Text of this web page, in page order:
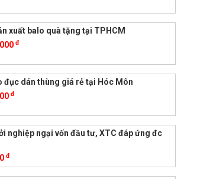
xuất balo quà tặng tại TPHCM
đ
đục dán thùng giá rẻ tại Hóc Môn
đ
nghiệp ngại vốn đầu tư, XTC đáp ứng đc
đ